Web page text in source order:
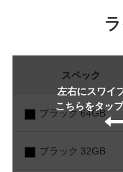
左右にスワイ
こちらをタッ
スペック
ブラック 64GB
ブラック 32GB